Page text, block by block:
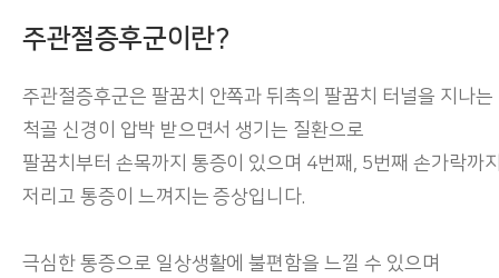
주관절증후군이란?
주관절증후군은 팔꿈치 안쪽과 뒤촉의 팔꿈치 터널을 지나는
척골 신경이 압박 받으면서 생기는 질환으로
팔꿈치부터 손목까지 통증이 있으며 4번째, 5번째 손가락까
저리고 통증이 느껴지는 증상입니다.
극심한 통증으로 일상생활에 불편함을 느낄 수 있으며